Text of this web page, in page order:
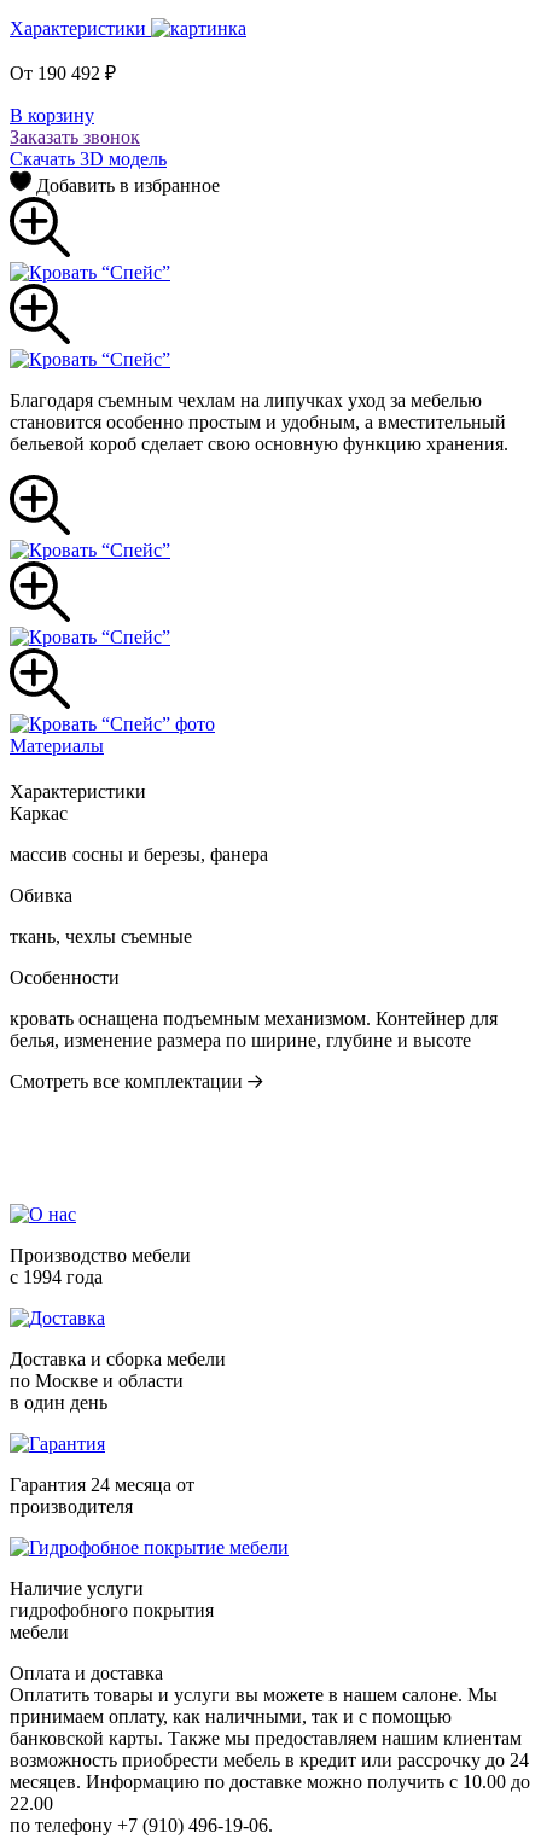
Характеристики
От 190 492 ₽
В корзину
Заказать звонок
Скачать 3D модель
Добавить в избранное
Благодаря съемным чехлам на липучках уход за мебелью
становится особенно простым и удобным, а вместительный
бельевой короб сделает свою основную функцию хранения.
Материалы
Характеристики
Каркас
массив сосны и березы, фанера
Обивка
ткань, чехлы съемные
Особенности
кровать оснащена подъемным механизмом. Контейнер для
белья, изменение размера по ширине, глубине и высоте
Смотреть все комплектации
Производство мебели
с 1994 года
Доставка и сборка мебели
по Москве и области
в один день
Гарантия 24 месяца от
производителя
Наличие услуги
гидрофобного покрытия
мебели
Оплата и доставка
Оплатить товары и услуги вы можете в нашем салоне. Мы
принимаем оплату, как наличными, так и с помощью
банковской карты. Также мы предоставляем нашим клиентам
возможность приобрести мебель в кредит или рассрочку до 24
месяцев. Информацию по доставке можно получить с 10.00 до
22.00
по телефону +7 (910) 496-19-06.